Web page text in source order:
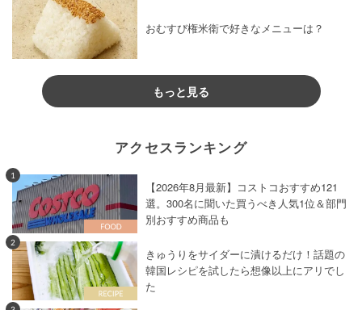
おむすび権米衛で好きなメニューは？
もっと見る
アクセスランキング
1
【2026年8月最新】コストコおすすめ121
選。300名に聞いた買うべき人気1位＆部門
別おすすめ商品も
2
きゅうりをサイダーに漬けるだけ！話題の
韓国レシピを試したら想像以上にアリでし
た